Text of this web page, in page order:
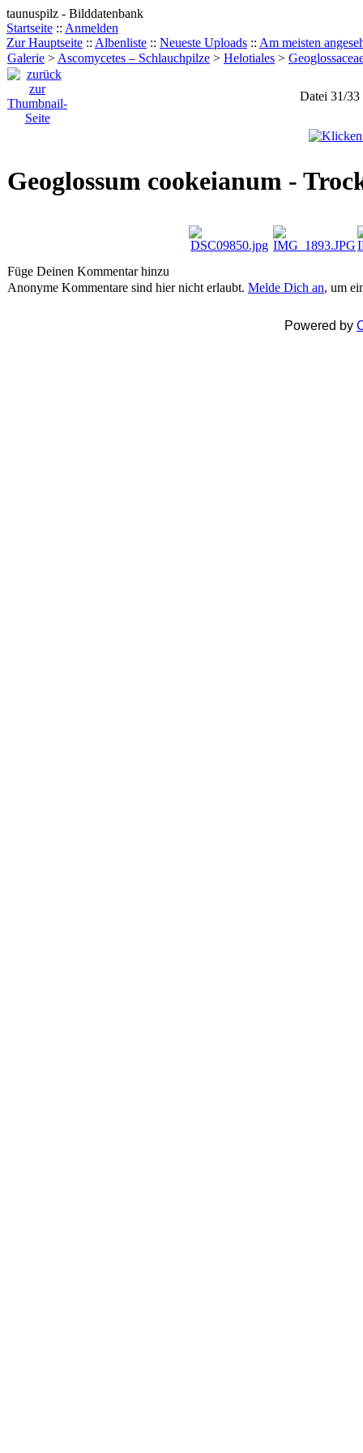
taunuspilz - Bilddatenbank
Startseite :: Anmelden
Zur Hauptseite :: Albenliste :: Neueste Uploads :: Am meisten
Galerie > Ascomycetes – Schlauchpilze > Helotiales >
Datei 31/33
Geoglossum cookeianum -
Füge Deinen Kommentar hinzu
Anonyme Kommentare sind hier nicht erlaubt. Melde Dich an, um
Powered by